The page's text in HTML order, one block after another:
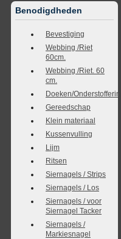
Benodigdheden
Bevestiging
Webbing /Riet
60cm.
Webbing /Riet. 60
cm.
Doeken/Onderstoffering
Gereedschap
Klein materiaal
Kussenvulling
Lijm
Ritsen
Siernagels / Strips
Siernagels / Los
Siernagels / voor
Siernagel Tacker
Siernagels /
Markiesnagel